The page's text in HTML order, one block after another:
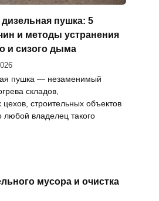
пушка: 5
и методы устранения
и сизого дыма
пушка — незаменимый
складов,
цехов, строительных объектов
любой владелец такого
мусора и очистка